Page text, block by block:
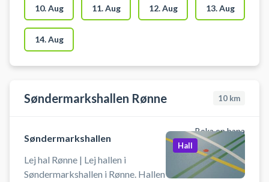
indendørs fodbold uden bander.
Der skal selv medbringes udstyr
som ketcher, bat og bolde.
10. Aug 11. Aug 12. Aug 13. Aug
14. Aug
Søndermarkshallen Rønne 10 km
Boka en bana
Søndermarkshallen
Lej hal Rønne | Lej hallen i
Søndermarkshallen i Rønne. Hallen
Hall